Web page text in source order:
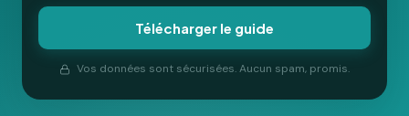
Vos données sont sécurisées. Aucun spam, promis.